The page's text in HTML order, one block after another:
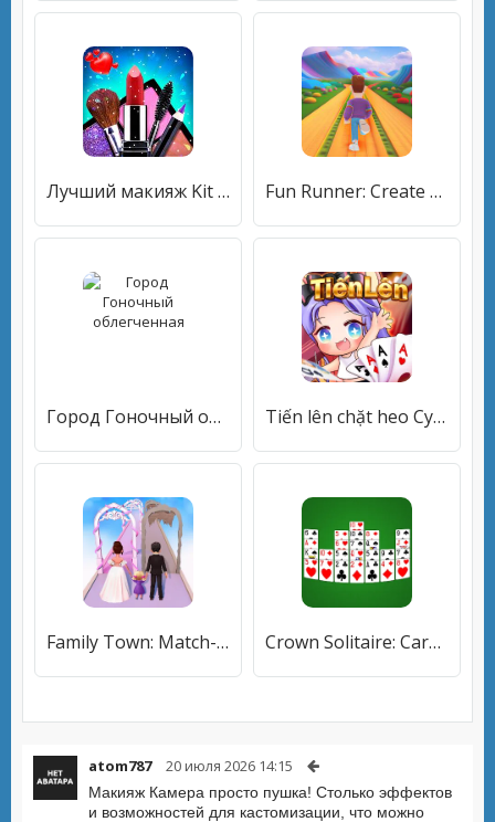
Лучший макияж Kit игры Factory Fun Runner: Create & Play
Город Гоночный облегченная Tiến lên chặt heo Cybernetic
Family Town: Match-3 Makeover Crown Solitaire: Card Game
atom787 20 июля 2026 14:15
Макияж Камера просто пушка! Столько эффектов
и возможностей для кастомизации, что можно